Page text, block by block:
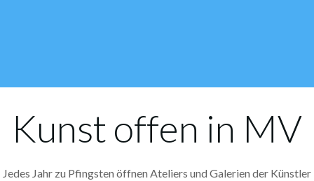
Kunst offen in MV
Jedes Jahr zu Pfingsten öffnen Ateliers und Galerien der Künstler